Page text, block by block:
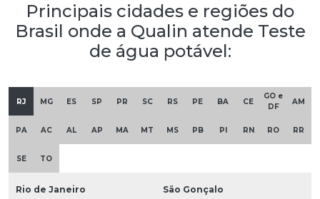
Principais cidades e regiões do
Brasil onde a Qualin atende Teste
de água potável:
RJ MG ES SP PR SC RS PE BA CE
GO e
DF
AM
PA AC AL AP MA MT MS PB PI RN RO RR
SE TO
Rio de Janeiro São Gonçalo